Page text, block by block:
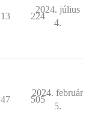
13 224
2024. július
4.
47 505
2024. február
5.